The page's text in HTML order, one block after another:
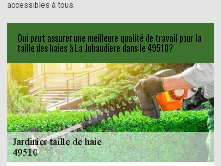
accessibles à tous.
Qui peut assurer une meilleure qualité de travail pour la
taille des haies à La Jubaudiere dans le 49510?